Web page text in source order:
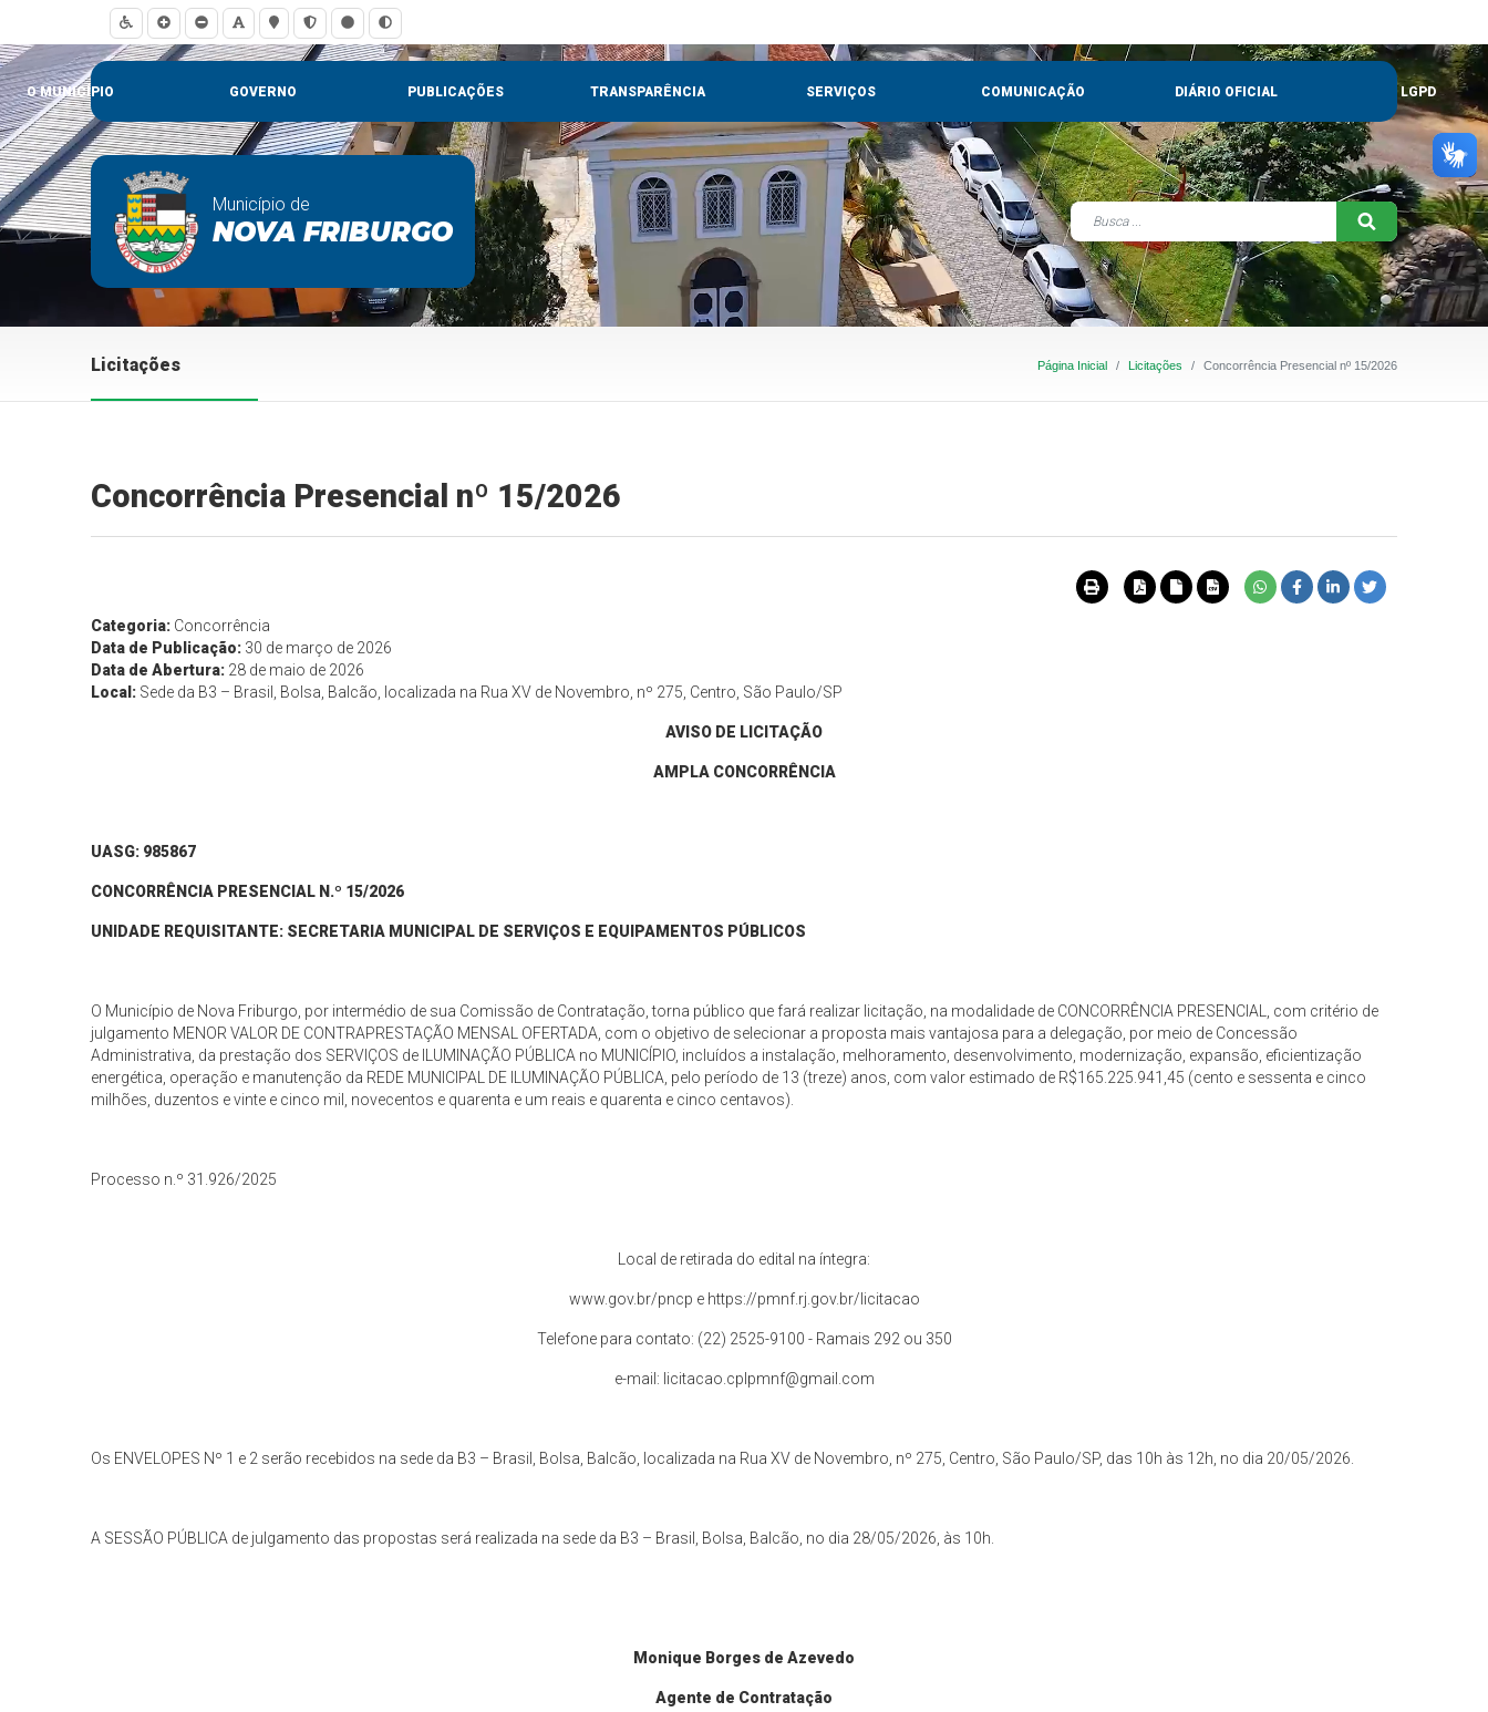
O MUNICÍPIO GOVERNO PUBLICAÇÕES TRANSPARÊNCIA SERVIÇOS COMUNICAÇÃO DIÁRIO OFICIAL LGPD
Município de
NOVA FRIBURGO
Licitações Página Inicial Licitações Concorrência Presencial nº 15/2026
Concorrência Presencial nº 15/2026
Categoria: Concorrência
Data de Publicação: 30 de março de 2026
Data de Abertura: 28 de maio de 2026
Local: Sede da B3 – Brasil, Bolsa, Balcão, localizada na Rua XV de Novembro, nº 275, Centro, São Paulo/SP
AVISO DE LICITAÇÃO
AMPLA CONCORRÊNCIA
UASG: 985867
CONCORRÊNCIA PRESENCIAL N.º 15/2026
UNIDADE REQUISITANTE: SECRETARIA MUNICIPAL DE SERVIÇOS E EQUIPAMENTOS PÚBLICOS
O Município de Nova Friburgo, por intermédio de sua Comissão de Contratação, torna público que fará realizar licitação, na modalidade de CONCORRÊNCIA PRESENCIAL, com critério de
julgamento MENOR VALOR DE CONTRAPRESTAÇÃO MENSAL OFERTADA, com o objetivo de selecionar a proposta mais vantajosa para a delegação, por meio de Concessão
Administrativa, da prestação dos SERVIÇOS de ILUMINAÇÃO PÚBLICA no MUNICÍPIO, incluídos a instalação, melhoramento, desenvolvimento, modernização, expansão, eficientização
energética, operação e manutenção da REDE MUNICIPAL DE ILUMINAÇÃO PÚBLICA, pelo período de 13 (treze) anos, com valor estimado de R$165.225.941,45 (cento e sessenta e cinco
milhões, duzentos e vinte e cinco mil, novecentos e quarenta e um reais e quarenta e cinco centavos).
Processo n.º 31.926/2025
Local de retirada do edital na íntegra:
www.gov.br/pncp e https://pmnf.rj.gov.br/licitacao
Telefone para contato: (22) 2525-9100 - Ramais 292 ou 350
e-mail: licitacao.cplpmnf@gmail.com
Os ENVELOPES Nº 1 e 2 serão recebidos na sede da B3 – Brasil, Bolsa, Balcão, localizada na Rua XV de Novembro, nº 275, Centro, São Paulo/SP, das 10h às 12h, no dia 20/05/2026.
A SESSÃO PÚBLICA de julgamento das propostas será realizada na sede da B3 – Brasil, Bolsa, Balcão, no dia 28/05/2026, às 10h.
Monique Borges de Azevedo
Agente de Contratação